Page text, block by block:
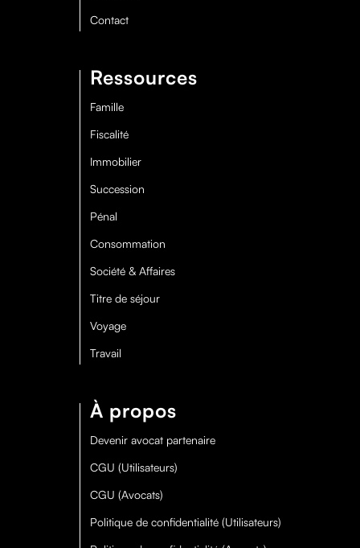
Contact
Ressources
Famille
Fiscalité
Immobilier
Succession
Pénal
Consommation
Société & Affaires
Titre de séjour
Voyage
Travail
À propos
Devenir avocat partenaire
CGU (Utilisateurs)
CGU (Avocats)
Politique de confidentialité (Utilisateurs)